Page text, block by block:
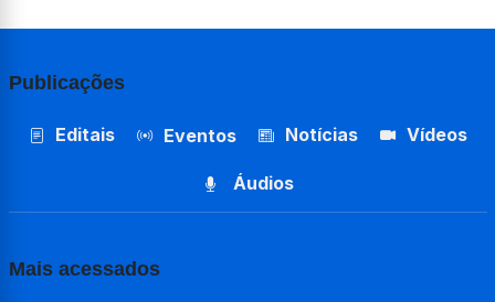
Publicações
Editais Eventos Notícias Vídeos
Áudios
Mais acessados